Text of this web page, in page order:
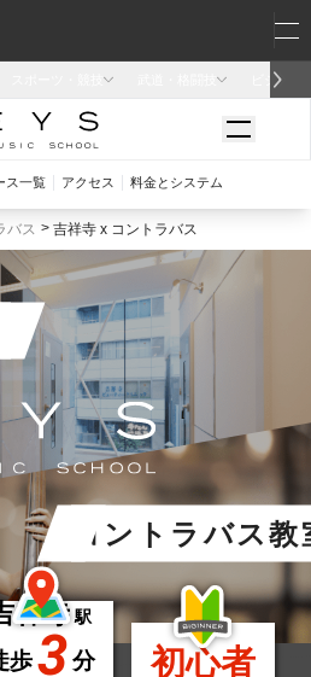
バス 吉祥寺 x コントラバス
コントラバス教
祥寺駅
歩3分
初心者